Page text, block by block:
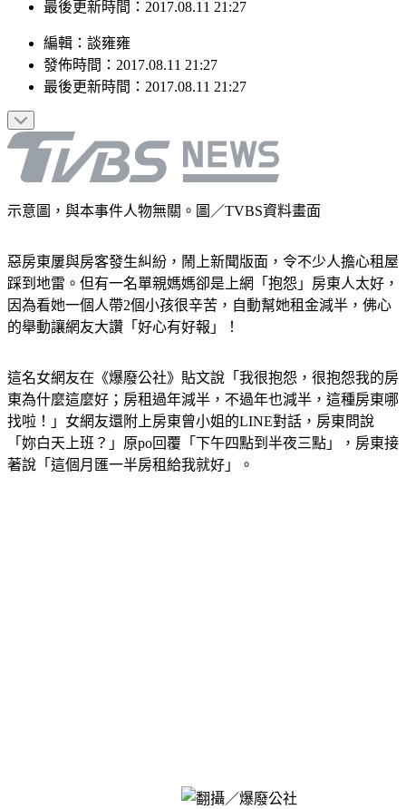
發佈時間：2017.08.11 21:27
編輯：談雍雍
發佈時間：2017.08.11 21:27
惡房東屢與房客發生糾紛，鬧上新聞版面，令不少人擔心租屋
踩到地雷。但有一名單親媽媽卻是上網「抱怨」房東人太好，
因為看她一個人帶2個小孩很辛苦，自動幫她租金減半，佛心
這名女網友在《爆廢公社》貼文說「我很抱怨，很抱怨我的房
東為什麼這麼好；房租過年減半，不過年也減半，這種房東哪
找啦！」女網友還附上房東曾小姐的LINE對話，房東問說
「妳白天上班？」原po回覆「下午四點到半夜三點」，房東接